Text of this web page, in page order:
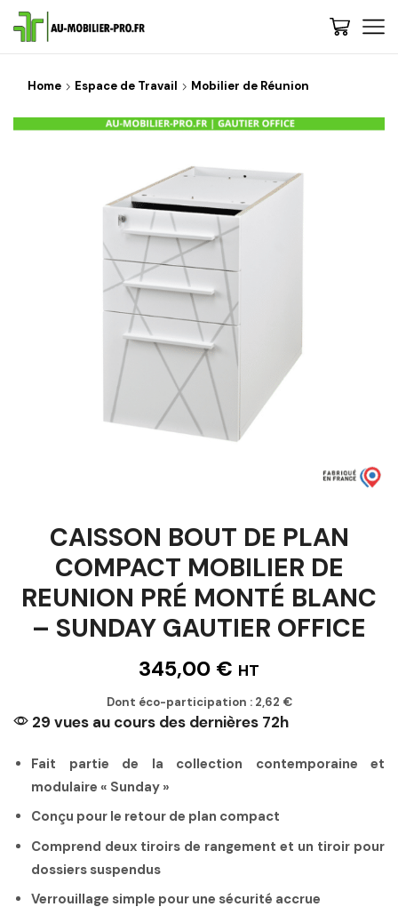
Home Espace de Travail Mobilier de Réunion
CAISSON BOUT DE PLAN
COMPACT MOBILIER DE
REUNION PRÉ MONTÉ BLANC
– SUNDAY GAUTIER OFFICE
345,00 € HT
Dont éco-participation : 2,62 €
29 vues au cours des dernières 72h
Fait partie de la collection contemporaine et
modulaire « Sunday »
Conçu pour le retour de plan compact
Comprend deux tiroirs de rangement et un tiroir pour
dossiers suspendus
Verrouillage simple pour une sécurité accrue